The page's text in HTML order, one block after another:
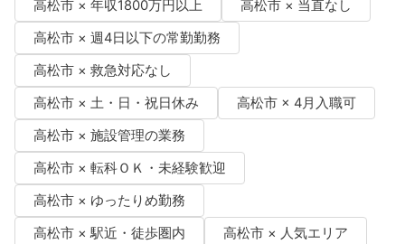
高松市 × 年収1800万円以上
高松市 × 当直なし
高松市 × 週4日以下の常勤勤務
高松市 × 救急対応なし
高松市 × 土・日・祝日休み
高松市 × 4月入職可
高松市 × 施設管理の業務
高松市 × 転科ＯＫ・未経験歓迎
高松市 × ゆったりめ勤務
高松市 × 駅近・徒歩圏内
高松市 × 人気エリア